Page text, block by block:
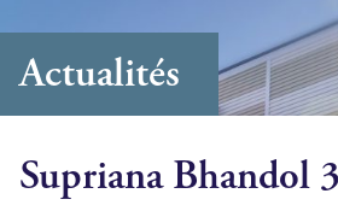
Actualités
Supriana Bhandol